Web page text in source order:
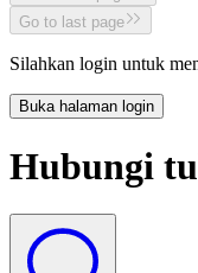
Go to last page
Silahkan login untuk
Buka halaman login
Hubungi